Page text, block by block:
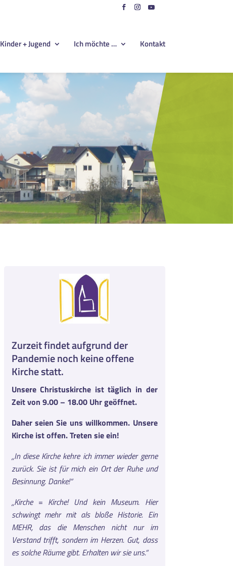
Kinder + Jugend Ich möchte … Kontakt
Zurzeit findet aufgrund der
Pandemie noch keine offene
Kirche statt.
Unsere Christuskirche ist täglich in der
Zeit von 9.00 – 18.00 Uhr geöffnet.
Daher seien Sie uns willkommen. Unsere
Kirche ist offen. Treten sie ein!
„In diese Kirche kehre ich immer wieder gerne
zurück. Sie ist für mich ein Ort der Ruhe und
Besinnung. Danke!“
„Kirche = Kirche! Und kein Museum. Hier
schwingt mehr mit als bloße Historie. Ein
MEHR, das die Menschen nicht nur im
Verstand trifft, sondern im Herzen. Gut, dass
es solche Räume gibt. Erhalten wir sie uns.“